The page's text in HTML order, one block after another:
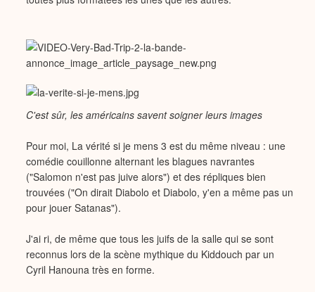
C'est sûr, les américains savent soigner leurs images
Pour moi, La vérité si je mens 3 est du même niveau : une
comédie couillonne alternant les blagues navrantes
("Salomon n'est pas juive alors") et des répliques bien
trouvées ("On dirait Diabolo et Diabolo, y'en a même pas un
pour jouer Satanas").
J'ai ri, de même que tous les juifs de la salle qui se sont
reconnus lors de la scène mythique du Kiddouch par un
Cyril Hanouna très en forme.